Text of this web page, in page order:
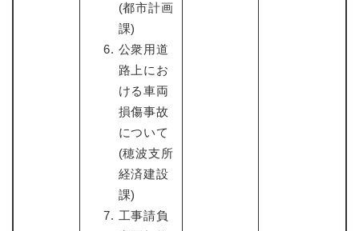
(都市計画
課)
公衆用道
路上にお
ける車両
損傷事故
について
(穂波支所
経済建設
課)
工事請負